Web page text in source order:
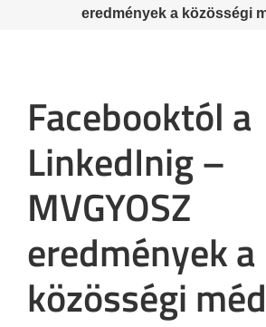
eredmények a közösségi
Facebooktól a
LinkedInig –
MVGYOSZ
eredmények a
közösségi